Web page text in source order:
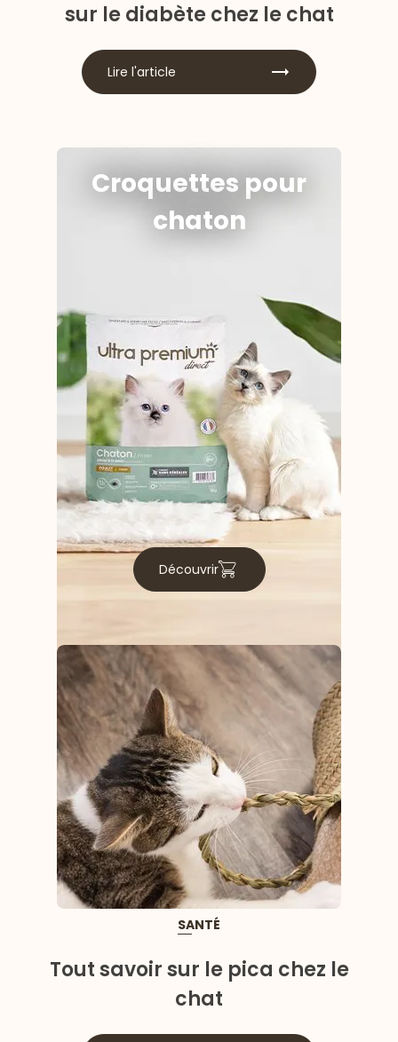
sur le diabète chez le chat
Lire l'article
Croquettes pour
chaton
Découvrir
SANTÉ
Tout savoir sur le pica chez le
chat